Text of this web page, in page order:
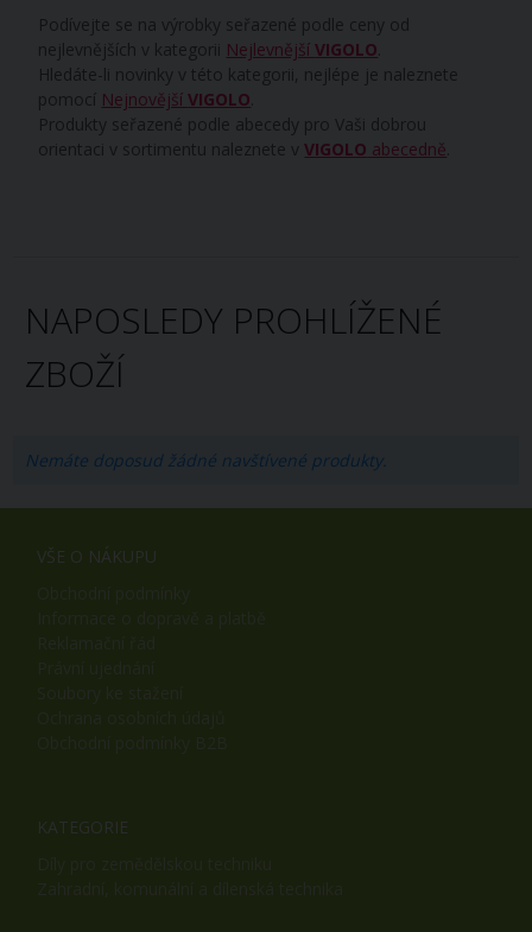
Podívejte se na výrobky seřazené podle ceny od
nejlevnějších v kategorii NejlevnějšíVIGOLO
Hledáte-li novinky v této kategorii, nejlépe je naleznete
pomocí NejnovějšíVIGOLO
Produkty seřazené podle abecedy pro Vaši dobrou
orientaci v sortimentu naleznete vVIGOLO abecedně
NAPOSLEDY PROHLÍŽENÉ
ZBOŽÍ
Nemáte doposud žádné navštívené produkty.
VŠE O NÁKUPU
KATEGORIE